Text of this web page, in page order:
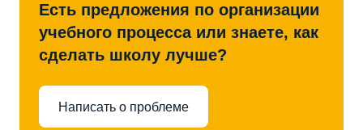
Есть предложения по организации
учебного процесса или знаете, как
сделать школу лучше?
Написать о проблеме